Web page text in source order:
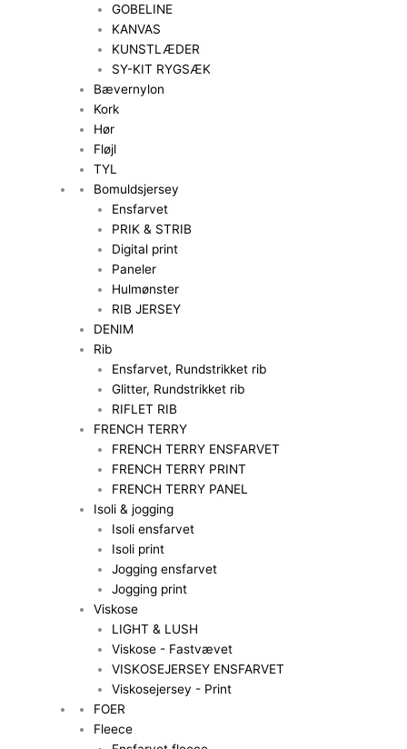
GOBELINE
KANVAS
KUNSTLÆDER
SY-KIT RYGSÆK
Bævernylon
Kork
Hør
Fløjl
TYL
Bomuldsjersey
Ensfarvet
PRIK & STRIB
Digital print
Paneler
Hulmønster
RIB JERSEY
DENIM
Rib
Ensfarvet, Rundstrikket rib
Glitter, Rundstrikket rib
RIFLET RIB
FRENCH TERRY
FRENCH TERRY ENSFARVET
FRENCH TERRY PRINT
FRENCH TERRY PANEL
Isoli & jogging
Isoli ensfarvet
Isoli print
Jogging ensfarvet
Jogging print
Viskose
LIGHT & LUSH
Viskose - Fastvævet
VISKOSEJERSEY ENSFARVET
Viskosejersey - Print
FOER
Fleece